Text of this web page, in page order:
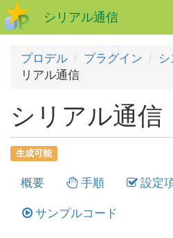
シリアル通信
プロデル プラグイン
リアル通信
シリアル通信
生成可能
概要 手順 設定
サンプルコード